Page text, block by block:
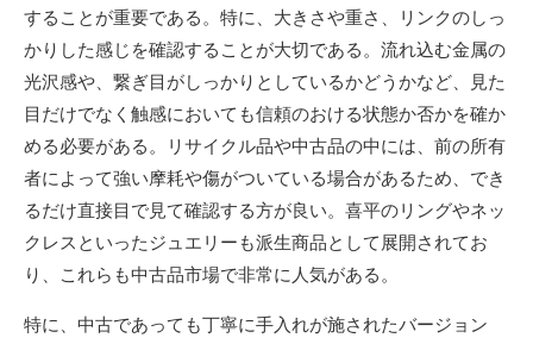
することが重要である。特に、大きさや重さ、リンクのしっ
かりした感じを確認することが大切である。流れ込む金属の
光沢感や、繋ぎ目がしっかりとしているかどうかなど、見た
目だけでなく触感においても信頼のおける状態か否かを確か
める必要がある。リサイクル品や中古品の中には、前の所有
者によって強い摩耗や傷がついている場合があるため、でき
るだけ直接目で見て確認する方が良い。喜平のリングやネッ
クレスといったジュエリーも派生商品として展開されてお
り、これらも中古品市場で非常に人気がある。
特に、中古であっても丁寧に手入れが施されたバージョン